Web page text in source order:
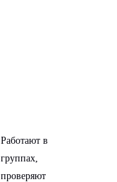
Работают в
группах,
проверяют